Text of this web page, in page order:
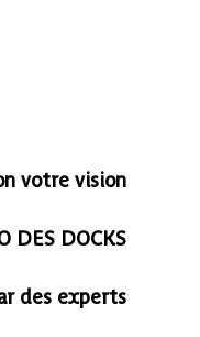
votre vision
DES DOCKS
des experts